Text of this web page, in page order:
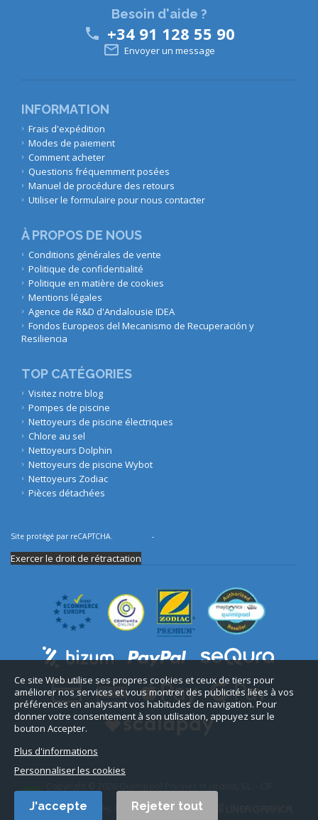
INFORMATION
Frais d'expédition
Modes de paiement
Comment acheter
Questions fréquemment posées
Manuel de procédure des retours
Utiliser le formulaire pour nous contacter
À PROPOS DE NOUS
Conditions générales de vente
Politique de confidentialité
Politique en matière de cookies
Mentions légales
Agence de R&D d'Andalousie IDEA
Fondos Europeos del Mecanismo de Recuperación y
Resiliencia
TOP CATÉGORIES
Visitez notre blog
Pompes de piscine
Nettoyeurs de piscine électriques
Chlore au sel
Nettoyeurs Dolphin
Nettoyeurs de piscine Wybot
Nettoyeurs Zodiac
Pièces détachées
Besoin d'aide ?
 +34 91 128 55 90
 Envoyer un message
Ce site Web utilise ses propres cookies et ceux de tiers pour
améliorer nos services et vous montrer des publicités liées à vos
préférences en analysant vos habitudes de navigation. Pour
donner votre consentement à son utilisation, appuyez sur le
bouton Accepter.
Plus d'informations
Personnaliser les cookies
Rejeter tout
J'accepte
Site protégé par reCAPTCHA. -
Exercer le droit de rétractation
Tous droits réservés. Conception du site web :